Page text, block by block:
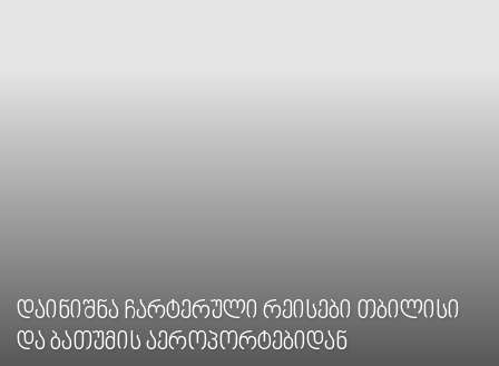
დაინიშნა ჩარტერული რეისები თბილისი
და ბათუმის აეროპორტებიდან